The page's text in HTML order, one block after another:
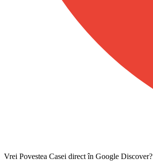
Vrei Povestea Casei direct în Google Discover?